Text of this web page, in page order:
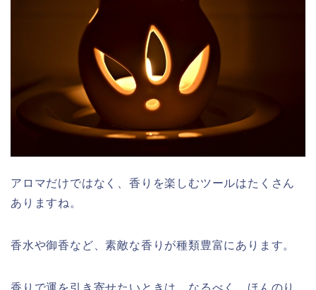
アロマだけではなく、香りを楽しむツールはたくさん
ありますね。
香水や御香など、素敵な香りが種類豊富にあります。